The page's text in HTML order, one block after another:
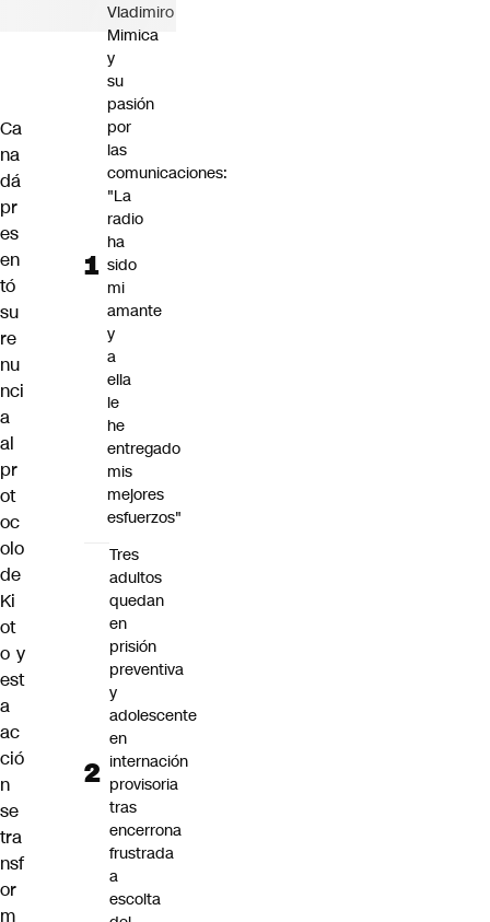
Ca
na
dá
pr
es
en
tó
su
re
nu
nci
a
al
pr
ot
oc
olo
de
Ki
ot
o y
est
a
ac
ció
n
se
tra
nsf
or
m
Vladimiro
Mimica
y
su
pasión
por
las
comunicaciones:
"La
radio
ha
sido
mi
amante
y
a
ella
le
he
entregado
mis
mejores
esfuerzos"
Tres
adultos
quedan
en
prisión
preventiva
y
adolescente
en
internación
provisoria
tras
encerrona
frustrada
a
escolta